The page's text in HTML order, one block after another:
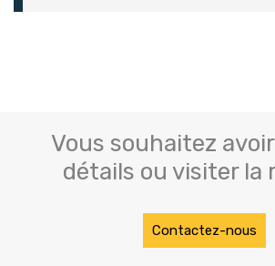
Vous souhaitez
détails ou visiter la
Contactez-nous